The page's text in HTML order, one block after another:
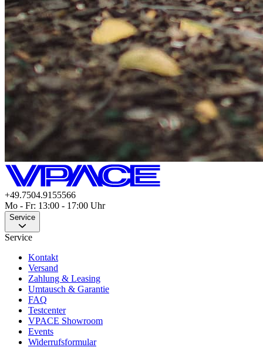
+49.7504.9155566
Mo - Fr: 13:00 - 17:00 Uhr
Service
Service
Kontakt
Versand
Zahlung & Leasing
Umtausch & Garantie
FAQ
Testcenter
VPACE Showroom
Events
Widerrufsformular